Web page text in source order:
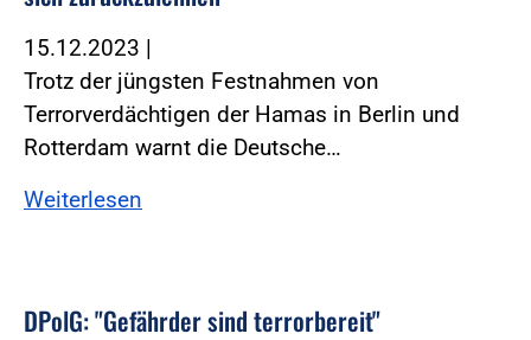
15.12.2023 |
Trotz der jüngsten Festnahmen von
Terrorverdächtigen der Hamas in Berlin und
Rotterdam warnt die Deutsche…
Weiterlesen
DPolG: "Gefährder sind terrorbereit"